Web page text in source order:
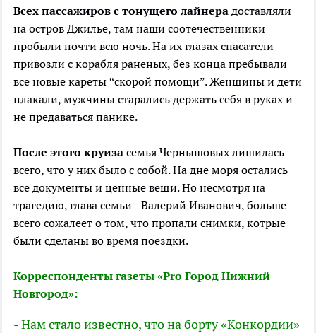
Всех пассажиров с тонущего лайнера доставляли
на остров Джилье, там наши соотечественники
пробыли почти всю ночь. На их глазах спасатели
привозли с корабля раненых, без конца пребывали
все новые кареты “скорой помощи”. Женщины и дети
плакали, мужчины старались держать себя в руках и
не предаваться панике.
После этого круиза семья Чернышовых лишилась
всего, что у них было с собой. На дне моря остались
все документы и ценные вещи. Но несмотря на
трагедию, глава семьи - Валерий Иванович, больше
всего сожалеет о том, что пропали снимки, котрые
были сделаны во время поездки.
Корреспонденты газеты «Pro Город Нижний
Новгород»:
- Нам стало известно, что на борту «Конкордии»